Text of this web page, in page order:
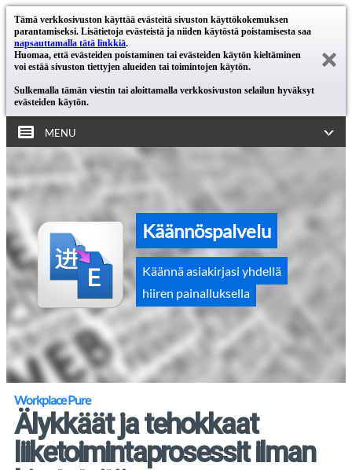
Tämä verkkosivuston käyttää evästeitä sivuston käyttökokemuksen
parantamiseksi. Lisätietoja evästeistä ja niiden käytöstä poistamisesta saa
napsauttamalla tätä linkkiä.
Huomaa, että evästeiden poistaminen tai evästeiden käytön kieltäminen
voi estää sivuston tiettyjen alueiden tai toimintojen käytön.
Sulkemalla tämän viestin tai aloittamalla verkkosivuston selailun hyväksyt
evästeiden käytön.
MENU
Käännöspalvelu
Käännä asiakirjasi yhdellä
hiiren painalluksella
Workplace Pure
Älykkäät ja tehokkaat
liiketoimintaprosessit ilman